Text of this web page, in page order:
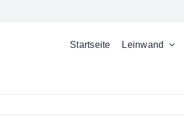
Startseite Leinwand